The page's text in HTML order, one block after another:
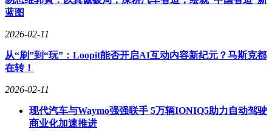
终构建出可控生成物理引擎的独特架构，使系统能根据用户需
求实时生成交互逻辑。这种技术组合不仅降低创作门槛，更创
造出视频内容无法比拟的沉浸体验。
资本市场的反应印证了这种创新的价值。涌跃智能在产品上线
前已完成两轮融资，最新估值较首轮提升6倍。投资机构看重
将Loopit定位为"可交互的内容宇宙"，通过单列Feed流设计让
互动内容占据80%屏幕空间，这种以内容为核心的呈现方式，
正在重塑用户的内容消费习惯。
蓝图
2026-02-11
从“刷”到“玩”：Loopit能否开启AI互动内容新纪元？马斯克都
在转！
2026-02-11
现代汽车与Waymo强强联手 5万辆IONIQ5助力自动驾驶
商业化加速推进